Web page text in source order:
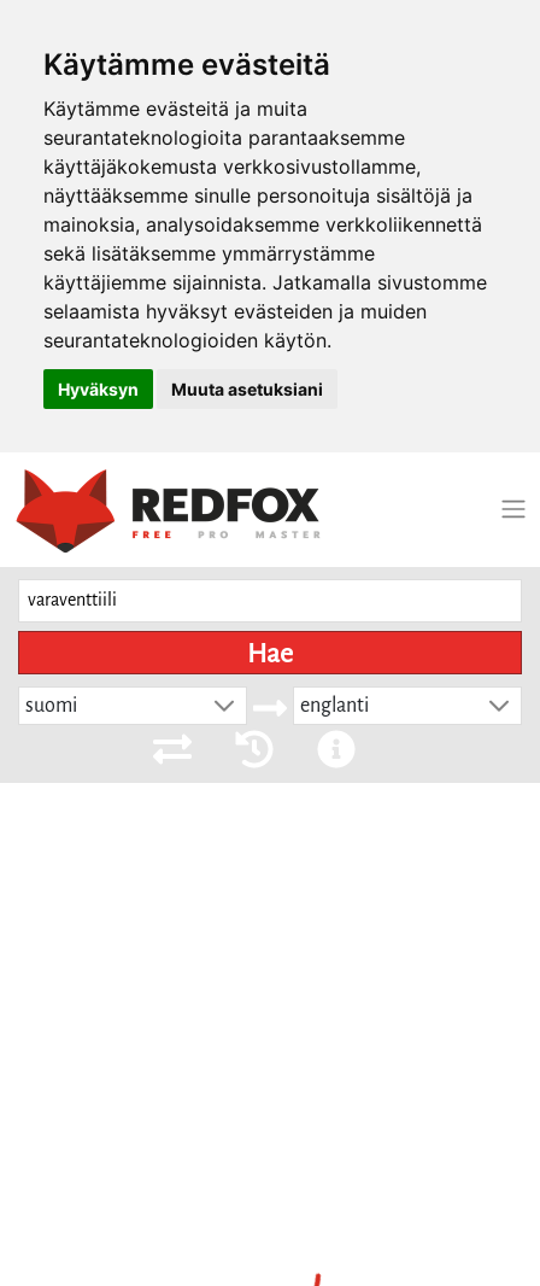
Käytämme evästeitä
Käytämme evästeitä ja muita
seurantateknologioita parantaaksemme
käyttäjäkokemusta verkkosivustollamme,
näyttääksemme sinulle personoituja sisältöjä ja
mainoksia, analysoidaksemme verkkoliikennettä
sekä lisätäksemme ymmärrystämme
käyttäjiemme sijainnista. Jatkamalla sivustomme
selaamista hyväksyt evästeiden ja muiden
seurantateknologioiden käytön.
Hyväksyn Muuta asetuksiani
Hae
suomi englanti